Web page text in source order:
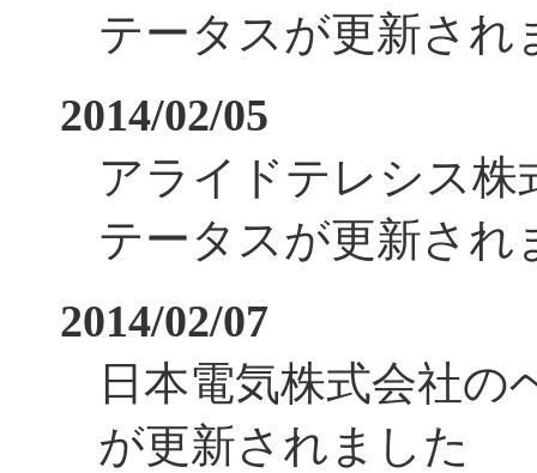
テータスが更新され
2014/02/05
アライドテレシス株
テータスが更新され
2014/02/07
日本電気株式会社の
が更新されました